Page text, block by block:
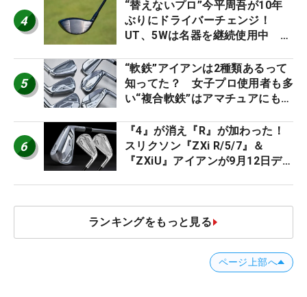
ー』 #女子プロセッティング
4
“替えないプロ”今平周吾が10年
ぶりにドライバーチェンジ！
UT、5Wは名器を継続使用中 #
5
“軟鉄”アイアンは2種類あるって
知ってた？ 女子プロ使用者も多
い“複合軟鉄”はアマチュアにもオ
6
『4』が消え『R』が加わった！
スリクソン『ZXi R/5/7』＆
『ZXiU』アイアンが9月12日デ
ランキングをもっと見る
ページ上部へ